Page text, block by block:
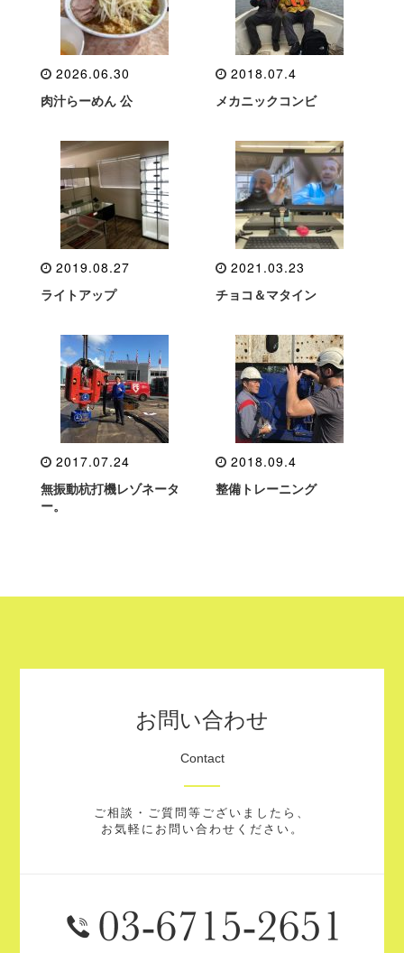
2026.06.30
肉汁らーめん 公
2018.07.4
メカニックコンビ
2019.08.27
ライトアップ
2021.03.23
チョコ＆マタイン
2017.07.24
無振動杭打機レゾネータ
ー。
2018.09.4
整備トレーニング
お問い合わせ
Contact
ご相談・ご質問等ございましたら、
お気軽にお問い合わせください。